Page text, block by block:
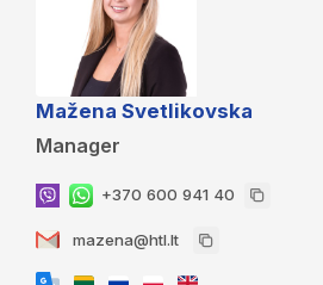
Mažena Svetlikovska
Manager
+370 600 941 40
mazena@htl.lt